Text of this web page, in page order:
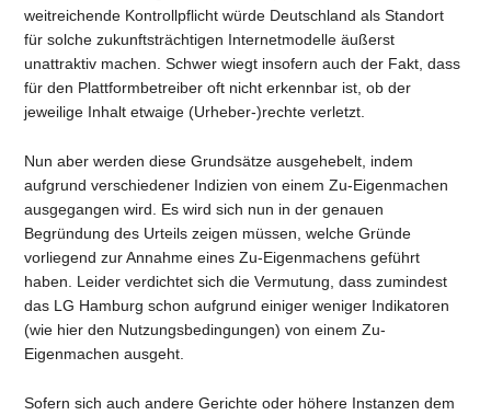
weitreichende Kontrollpflicht würde Deutschland als Standort
für solche zukunftsträchtigen Internetmodelle äußerst
unattraktiv machen. Schwer wiegt insofern auch der Fakt, dass
für den Plattformbetreiber oft nicht erkennbar ist, ob der
jeweilige Inhalt etwaige (Urheber-)rechte verletzt.
Nun aber werden diese Grundsätze ausgehebelt, indem
aufgrund verschiedener Indizien von einem Zu-Eigenmachen
ausgegangen wird. Es wird sich nun in der genauen
Begründung des Urteils zeigen müssen, welche Gründe
vorliegend zur Annahme eines Zu-Eigenmachens geführt
haben. Leider verdichtet sich die Vermutung, dass zumindest
das LG Hamburg schon aufgrund einiger weniger Indikatoren
(wie hier den Nutzungsbedingungen) von einem Zu-
Eigenmachen ausgeht.
Sofern sich auch andere Gerichte oder höhere Instanzen dem